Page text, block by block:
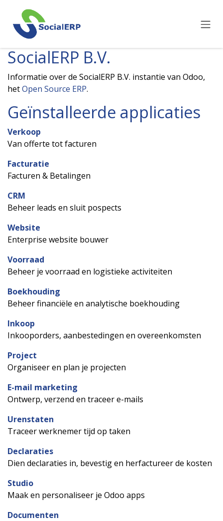
Overslaan naar inhoud
SocialERP B.V.
Informatie over de SocialERP B.V. instantie van Odoo,
hetOpen Source ERP.
Geïnstalleerde applicaties
Verkoop
Van offerte tot facturen
Facturatie
Facturen & Betalingen
CRM
Beheer leads en sluit pospects
Website
Enterprise website bouwer
Voorraad
Beheer je voorraad en logistieke activiteiten
Boekhouding
Beheer financiële en analytische boekhouding
Inkoop
Inkooporders, aanbestedingen en overeenkomsten
Project
Organiseer en plan je projecten
E-mail marketing
Ontwerp, verzend en traceer e-mails
Urenstaten
Traceer werknemer tijd op taken
Declaraties
Dien declaraties in, bevestig en herfactureer de kosten
Studio
Maak en personaliseer je Odoo apps
Documenten